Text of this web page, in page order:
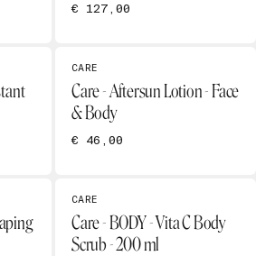
€ 127,00
CARE
Care - Aftersun Lotion - Face
& Body
€ 46,00
CARE
Care - BODY - Vita C Body
Scrub - 200 ml